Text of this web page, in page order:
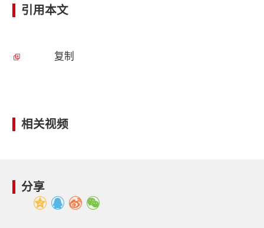
引用本文
复制
相关视频
分享